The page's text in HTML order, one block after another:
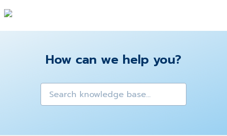
How can we help you?